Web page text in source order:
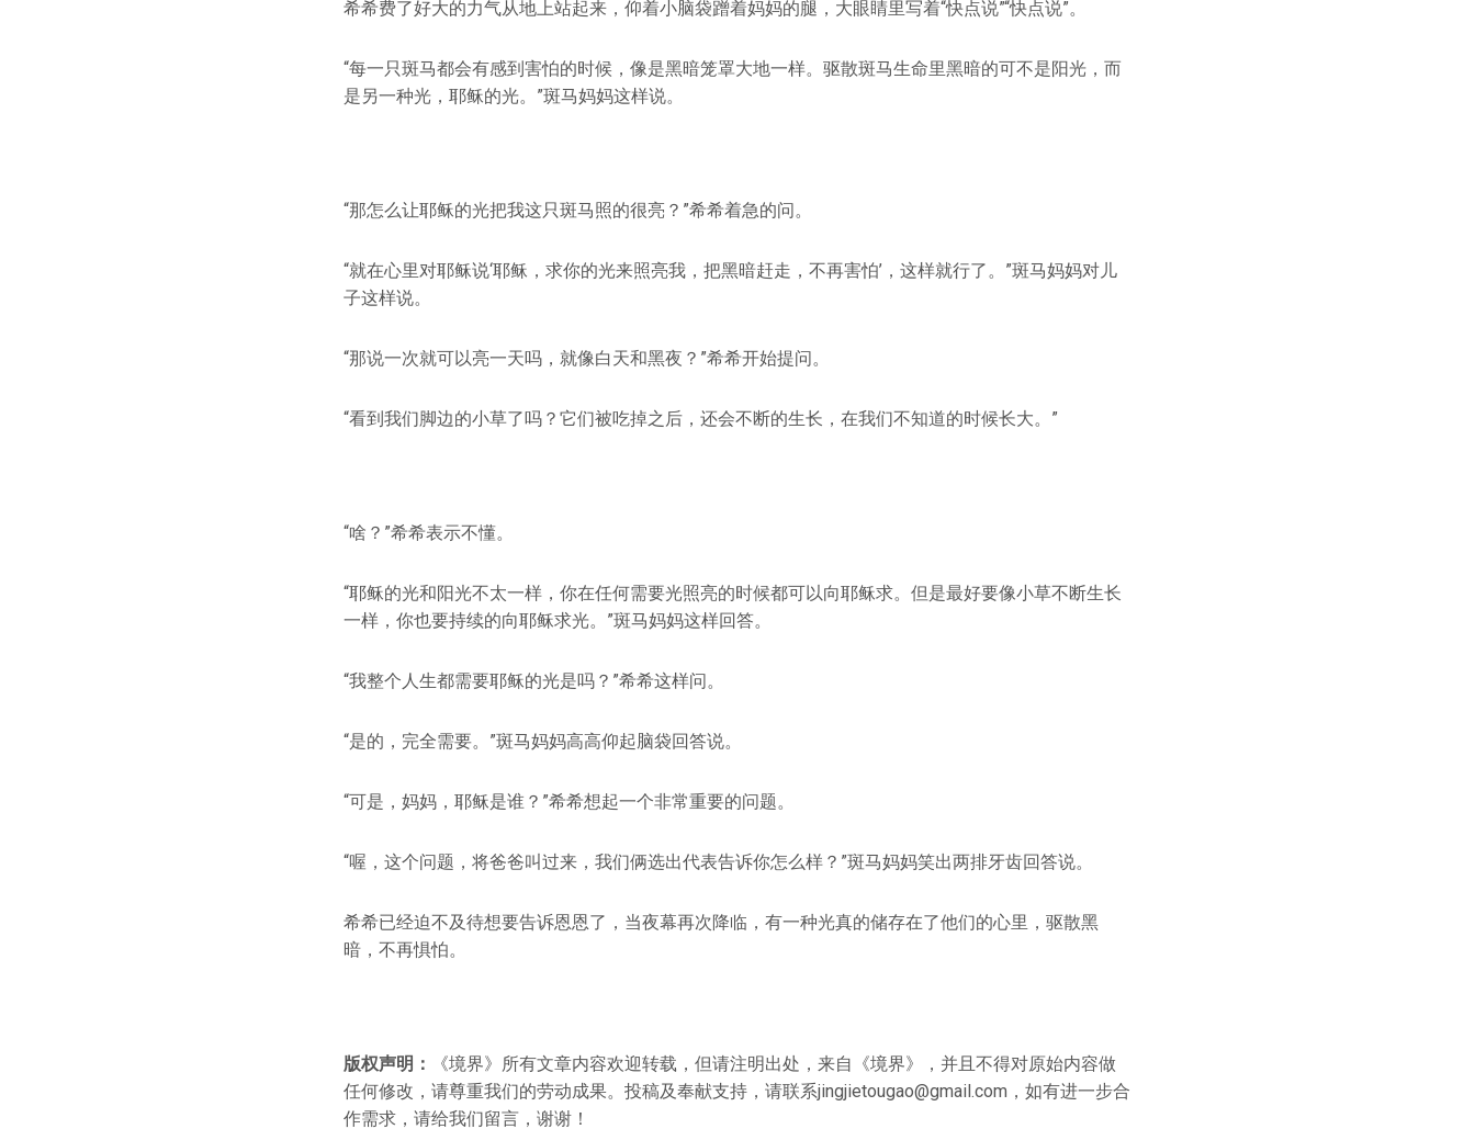
希希费了好大的力气从地上站起来，仰着小脑袋蹭着妈妈的腿，大眼睛里写着“快点说”“快点说”。
“每一只斑马都会有感到害怕的时候，像是黑暗笼罩大地一样。驱散斑马生命里黑暗的可不是阳光，而
是另一种光，耶稣的光。”斑马妈妈这样说。
“那怎么让耶稣的光把我这只斑马照的很亮？”希希着急的问。
“就在心里对耶稣说‘耶稣，求你的光来照亮我，把黑暗赶走，不再害怕’，这样就行了。”斑马妈妈对儿
子这样说。
“那说一次就可以亮一天吗，就像白天和黑夜？”希希开始提问。
“看到我们脚边的小草了吗？它们被吃掉之后，还会不断的生长，在我们不知道的时候长大。”
“啥？”希希表示不懂。
“耶稣的光和阳光不太一样，你在任何需要光照亮的时候都可以向耶稣求。但是最好要像小草不断生长
一样，你也要持续的向耶稣求光。”斑马妈妈这样回答。
“我整个人生都需要耶稣的光是吗？”希希这样问。
“是的，完全需要。”斑马妈妈高高仰起脑袋回答说。
“可是，妈妈，耶稣是谁？”希希想起一个非常重要的问题。
“喔，这个问题，将爸爸叫过来，我们俩选出代表告诉你怎么样？”斑马妈妈笑出两排牙齿回答说。
希希已经迫不及待想要告诉恩恩了，当夜幕再次降临，有一种光真的储存在了他们的心里，驱散黑
暗，不再惧怕。
版权声明：
《境界》所有文章内容欢迎转载，但请注明出处，来自《境界》，并且不得对原始内容做
任何修改，请尊重我们的劳动成果。投稿及奉献支持，请联系jingjietougao@gmail.com，如有进一步合
作需求，请给我们留言，谢谢！